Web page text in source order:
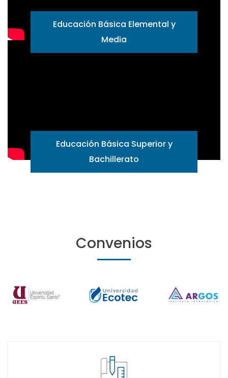
Educación Básica Elemental y
Media
Ver requisitos
Educación Básica Superior y
Bachillerato
Ver requisitos
Convenios